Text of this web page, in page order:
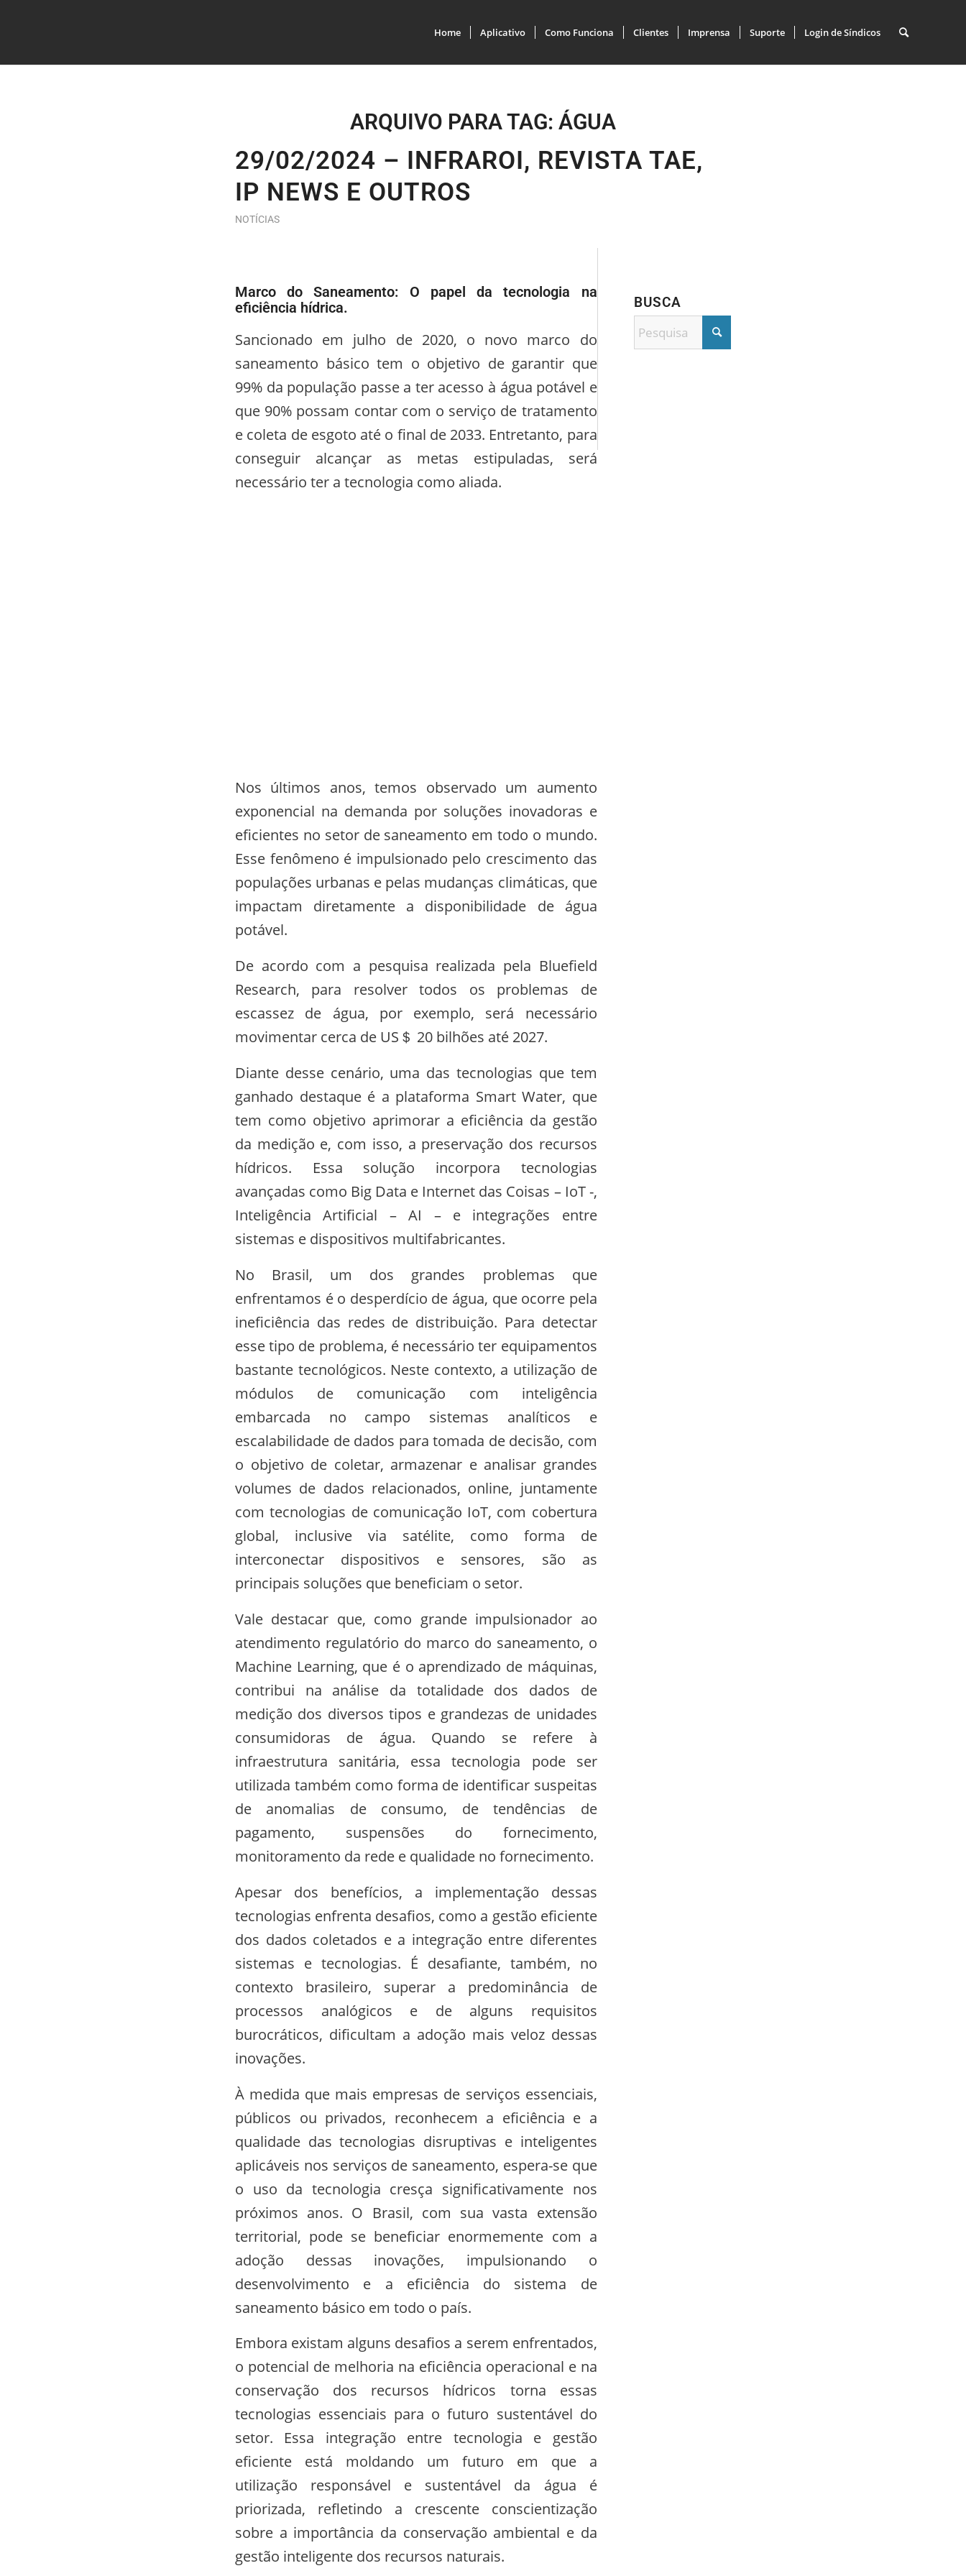
Home Aplicativo Como Funciona Clientes Imprensa Suporte Login de Síndicos
ARQUIVO PARA TAG: ÁGUA
29/02/2024 – INFRAROI, REVISTA TAE,
IP NEWS E OUTROS
NOTÍCIAS
Marco do Saneamento: O papel da tecnologia na
eficiência hídrica.
Sancionado em julho de 2020, o novo marco do
saneamento básico tem o objetivo de garantir que
99% da população passe a ter acesso à água potável e
que 90% possam contar com o serviço de tratamento
e coleta de esgoto até o final de 2033. Entretanto, para
conseguir alcançar as metas estipuladas, será
necessário ter a tecnologia como aliada.
Nos últimos anos, temos observado um aumento
exponencial na demanda por soluções inovadoras e
eficientes no setor de saneamento em todo o mundo.
Esse fenômeno é impulsionado pelo crescimento das
populações urbanas e pelas mudanças climáticas, que
impactam diretamente a disponibilidade de água
potável.
De acordo com a pesquisa realizada pela Bluefield
Research, para resolver todos os problemas de
escassez de água, por exemplo, será necessário
movimentar cerca de US＄ 20 bilhões até 2027.
Diante desse cenário, uma das tecnologias que tem
ganhado destaque é a plataforma Smart Water, que
tem como objetivo aprimorar a eficiência da gestão
da medição e, com isso, a preservação dos recursos
hídricos. Essa solução incorpora tecnologias
avançadas como Big Data e Internet das Coisas – IoT -,
Inteligência Artificial – AI – e integrações entre
sistemas e dispositivos multifabricantes.
No Brasil, um dos grandes problemas que
enfrentamos é o desperdício de água, que ocorre pela
ineficiência das redes de distribuição. Para detectar
esse tipo de problema, é necessário ter equipamentos
bastante tecnológicos. Neste contexto, a utilização de
módulos de comunicação com inteligência
embarcada no campo sistemas analíticos e
escalabilidade de dados para tomada de decisão, com
o objetivo de coletar, armazenar e analisar grandes
volumes de dados relacionados, online, juntamente
com tecnologias de comunicação IoT, com cobertura
global, inclusive via satélite, como forma de
interconectar dispositivos e sensores, são as
principais soluções que beneficiam o setor.
Vale destacar que, como grande impulsionador ao
atendimento regulatório do marco do saneamento, o
Machine Learning, que é o aprendizado de máquinas,
contribui na análise da totalidade dos dados de
medição dos diversos tipos e grandezas de unidades
consumidoras de água. Quando se refere à
infraestrutura sanitária, essa tecnologia pode ser
utilizada também como forma de identificar suspeitas
de anomalias de consumo, de tendências de
pagamento, suspensões do fornecimento,
monitoramento da rede e qualidade no fornecimento.
Apesar dos benefícios, a implementação dessas
tecnologias enfrenta desafios, como a gestão eficiente
dos dados coletados e a integração entre diferentes
sistemas e tecnologias. É desafiante, também, no
contexto brasileiro, superar a predominância de
processos analógicos e de alguns requisitos
burocráticos, dificultam a adoção mais veloz dessas
inovações.
À medida que mais empresas de serviços essenciais,
públicos ou privados, reconhecem a eficiência e a
qualidade das tecnologias disruptivas e inteligentes
aplicáveis nos serviços de saneamento, espera-se que
o uso da tecnologia cresça significativamente nos
próximos anos. O Brasil, com sua vasta extensão
territorial, pode se beneficiar enormemente com a
adoção dessas inovações, impulsionando o
desenvolvimento e a eficiência do sistema de
saneamento básico em todo o país.
Embora existam alguns desafios a serem enfrentados,
o potencial de melhoria na eficiência operacional e na
conservação dos recursos hídricos torna essas
tecnologias essenciais para o futuro sustentável do
setor. Essa integração entre tecnologia e gestão
eficiente está moldando um futuro em que a
utilização responsável e sustentável da água é
priorizada, refletindo a crescente conscientização
sobre a importância da conservação ambiental e da
gestão inteligente dos recursos naturais.
BUSCA